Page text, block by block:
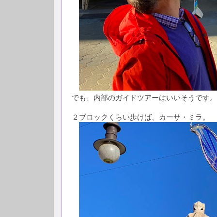
でも、内部のガイドツアーはいいそうです
２ブロックくらい歩けば、カーサ・ミラ。